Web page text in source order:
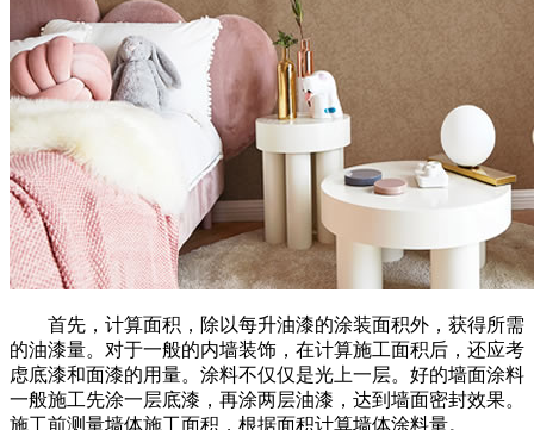
首先，计算面积，除以每升油漆的涂装面积外，获得所需
的油漆量。对于一般的内墙装饰，在计算施工面积后，还应考
虑底漆和面漆的用量。涂料不仅仅是光上一层。好的墙面涂料
一般施工先涂一层底漆，再涂两层油漆，达到墙面密封效果。
施工前测量墙体施工面积，根据面积计算墙体涂料量。